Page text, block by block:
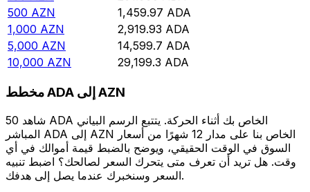
500 AZN 1,459.97 ADA
1,000 AZN 2,919.93 ADA
5,000 AZN 14,599.7 ADA
10,000 AZN 29,199.3 ADA
مخطط ADA إلى AZN
شاهد 50 ADA الخاص بك أثناء الحركة. يتتبع الرسم البياني
المباشر ADA إلى AZN الخاص بنا على مدار 12 شهرًا من أسعار
السوق في الوقت الحقيقي، ويوضح بالضبط قيمة أموالك في أي
وقت. هل تريد أن تعرف متى يتحرك السعر لصالحك؟ اضبط تنبيه
السعر وسنخبرك عندما يصل إلى هدفك.